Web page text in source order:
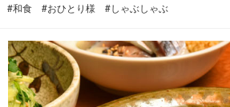
#和食 #おひとり様 #しゃぶしゃぶ